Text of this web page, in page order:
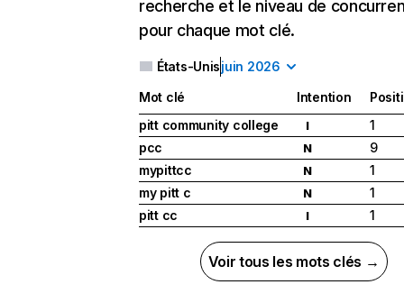
recherche et le niveau de
pour chaque mot clé.
États-Unisjuin 2026
Mot clé Intention
pitt community college
I
1
pcc
N
9
mypittcc
N
1
my pitt c
N
1
pitt cc
I 1
Voir tous les mots clés →